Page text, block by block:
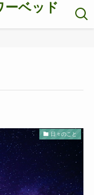
ベッド
日々のこと